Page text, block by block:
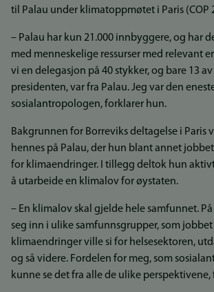
til Palau under klimatoppmøtet i Paris (COP
– Palau har kun 21.000 innbyggere, og har
med menneskelige ressurser med relevant
vi en delegasjon på 40 stykker, og bare 13
presidenten, var fra Palau. Jeg var den
sosialantropologen, forklarer hun.
Bakgrunnen for Borreviks deltagelse i Paris
hennes på Palau, der hun blant annet
for klimaendringer. I tillegg deltok hun aktivt
å utarbeide en klimalov for øystaten.
– En klimalov skal gjelde hele samfunnet.
seg inn i ulike samfunnsgrupper, som
klimaendringer ville si for helsesektoren,
og så videre. Fordelen for meg, som
kunne se det fra alle de ulike